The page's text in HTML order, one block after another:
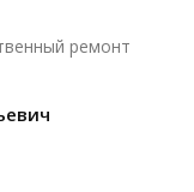
ремонт